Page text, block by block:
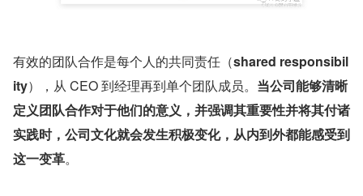
有效的团队合作是每个人的共同责任（shared responsibil
ity），从 CEO 到经理再到单个团队成员。 当公司能够清晰
定义团队合作对于他们的意义，并强调其重要性并将其付诸
实践时，公司文化就会发生积极变化，从内到外都能感受到
这一变革。